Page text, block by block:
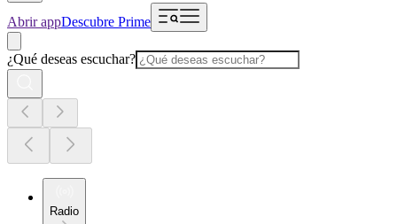
Abrir appDescubre Prime
¿Qué deseas escuchar?
Radio